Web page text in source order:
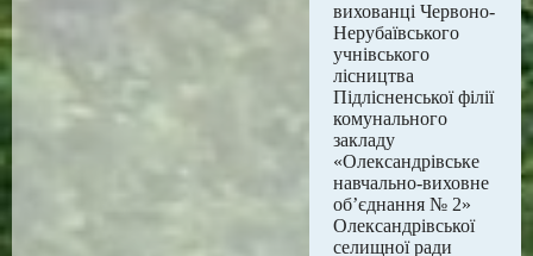
вихованці Червоно-
Нерубаївського
учнівського
лісництва
Підлісненської філії
комунального
закладу
«Олександрівське
навчально-виховне
об’єднання № 2»
Олександрівської
селищної ради